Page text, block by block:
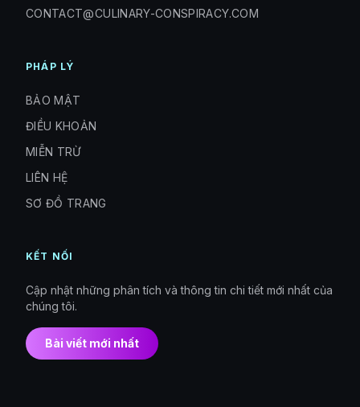
CONTACT@CULINARY-CONSPIRACY.COM
PHÁP LÝ
BẢO MẬT
ĐIỀU KHOẢN
MIỄN TRỪ
LIÊN HỆ
SƠ ĐỒ TRANG
KẾT NỐI
Cập nhật những phân tích và thông tin chi tiết mới nhất của
chúng tôi.
Bài viết mới nhất